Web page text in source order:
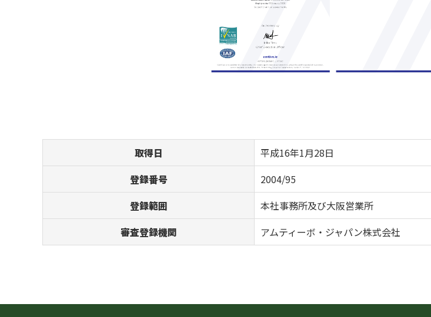
取得日
平成16年1月28日
登録番号
2004/95
登録範囲
本社事務所及び大阪営業所
審査登録機関
アムティーボ・ジャパン株式会社